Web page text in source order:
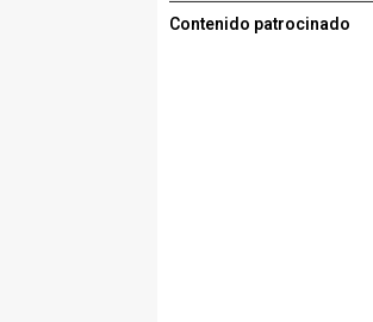
Contenido patrocinado